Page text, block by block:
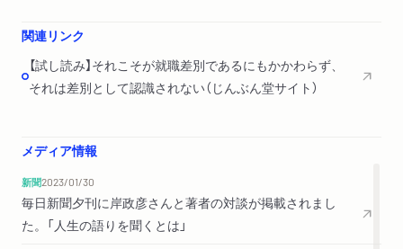
関連リンク
【試し読み】それこそが就職差別であるにもかかわらず、
それは差別として認識されない（じんぶん堂サイト）
メディア情報
新聞2023/01/30
毎日新聞夕刊に岸政彦さんと著者の対談が掲載されまし
た。「人生の語りを聞くとは」